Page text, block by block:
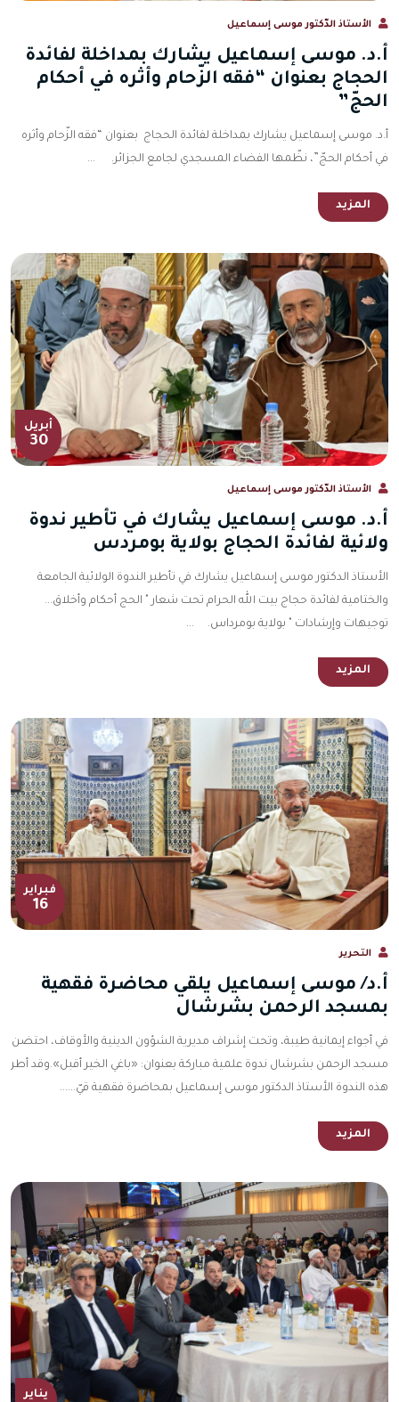
الأستاذ الدّكتور موسى إسماعيل
أ.د. موسى إسماعيل يشارك بمداخلة لفائدة
الحجاج بعنوان “فقه الزّحام وأثره في أحكام
الحجّ”
أ.د. موسى إسماعيل يشارك بمداخلة لفائدة الحجاج بعنوان “فقه الزّحام وأثره
في أحكام الحجّ”، نظّمها الفضاء المسجدي لجامع الجزائر. ...
المزيد
أبريل
30
الأستاذ الدّكتور موسى إسماعيل
أ.د. موسى إسماعيل يشارك في تأطير ندوة
ولائية لفائدة الحجاج بولاية بومردس
الأستاذ الدكتور موسى إسماعيل يشارك في تأطير الندوة الولائية الجامعة
والختامية لفائدة حجاج بيت الله الحرام تحت شعار " الحج أحكام وأخلاق...
توجيهات وإرشادات " بولاية بومرداس. ...
المزيد
فبراير
16
التحرير
أ.د/ موسى إسماعيل يلقي محاضرة فقهية
بمسجد الرحمن بشرشال
في أجواء إيمانية طيبة، وتحت إشراف مديرية الشؤون الدينية والأوقاف، احتضن
مسجد الرحمن بشرشال ندوة علمية مباركة بعنوان: «باغي الخير أقبل».وقد أطر
هذه الندوة الأستاذ الدكتور موسى إسماعيل بمحاضرة فقهية قيّ......
المزيد
يناير